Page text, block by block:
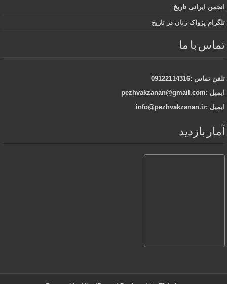
انجمن ایرانی تاریخ
تلگرام پژواک زنان در تاریخ
تماس با ما
تلفن تماس :09122114316
ایمیل :pezhvakzanan@gmail.com
ایمیل :info@pezhvakzanan.ir
آمار بازدید